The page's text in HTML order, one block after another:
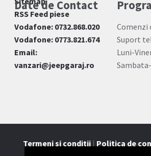
RSS Feed piese
Date de Contact
Vodafone: 0732.868.020
Vodafone: 0773.821.674
Email:
vanzari@jeepgaraj.ro
Comenzi
Suport
Luni-
Termeni si conditii| Politica de